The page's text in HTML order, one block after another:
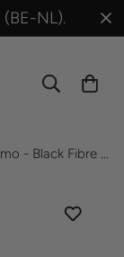
NL).
Muhle Scheerkwast Rytmo - Black Fibre - Essenhout